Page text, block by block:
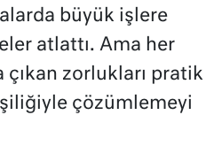
büyük işlere
atlattı. Ama her
çıkan zorlukları pratik
çözümlemeyi